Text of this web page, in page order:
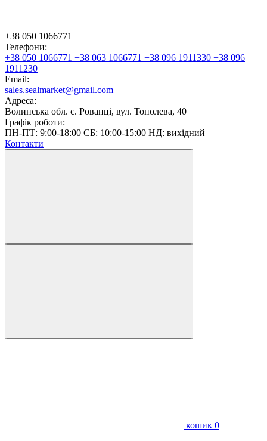
+38 050 1066771
Телефони:
+38 050 1066771 +38 063 1066771 +38 096 1911330 +38 096
1911230
Email:
sales.sealmarket@gmail.com
Адреса:
Волинська обл. с. Рованці, вул. Тополева, 40
Графік роботи:
ПН-ПТ: 9:00-18:00 СБ: 10:00-15:00 НД: вихідний
Контакти
кошик 0